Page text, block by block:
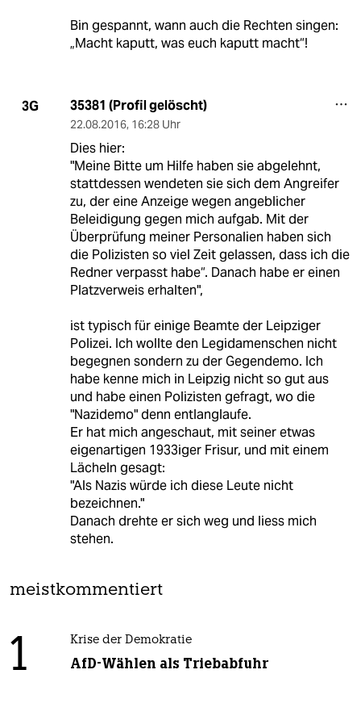
Bin gespannt, wann auch die Rechten singen:
„Macht kaputt, was euch kaputt macht“!
3G 35381 (Profil gelöscht)
22.08.2016, 16:28 Uhr
Dies hier:
"Meine Bitte um Hilfe haben sie abgelehnt,
stattdessen wendeten sie sich dem Angreifer
zu, der eine Anzeige wegen angeblicher
Beleidigung gegen mich aufgab. Mit der
Überprüfung meiner Personalien haben sich
die Polizisten so viel Zeit gelassen, dass ich die
Redner verpasst habe“. Danach habe er einen
Platzverweis erhalten",
ist typisch für einige Beamte der Leipziger
Polizei. Ich wollte den Legidamenschen nicht
begegnen sondern zu der Gegendemo. Ich
habe kenne mich in Leipzig nicht so gut aus
und habe einen Polizisten gefragt, wo die
"Nazidemo" denn entlanglaufe.
Er hat mich angeschaut, mit seiner etwas
eigenartigen 1933iger Frisur, und mit einem
Lächeln gesagt:
"Als Nazis würde ich diese Leute nicht
bezeichnen."
Danach drehte er sich weg und liess mich
stehen.
meistkommentiert
1 Krise der Demokratie
AfD-Wählen als Triebabfuhr